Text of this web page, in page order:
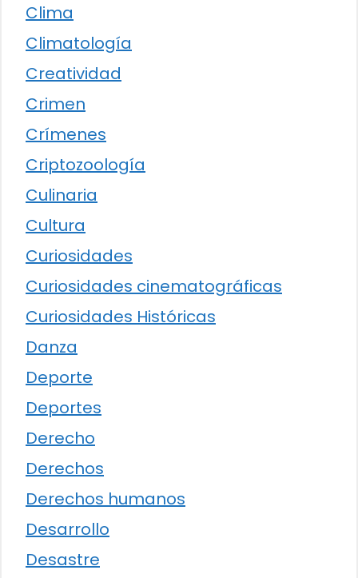
Clima
Climatología
Creatividad
Crimen
Crímenes
Criptozoología
Culinaria
Cultura
Curiosidades
Curiosidades cinematográficas
Curiosidades Históricas
Danza
Deporte
Deportes
Derecho
Derechos
Derechos humanos
Desarrollo
Desastre